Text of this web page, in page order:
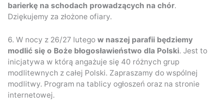
barierkę na schodach prowadzących na chór.
Dziękujemy za złożone ofiary.
6. W nocy z 26/27 lutego w naszej parafii będziemy
modlić się o Boże błogosławieństwo dla Polski. Jest to
inicjatywa w którą angażuje się 40 różnych grup
modlitewnych z całej Polski. Zapraszamy do wspólnej
modlitwy. Program na tablicy ogłoszeń oraz na stronie
internetowej.